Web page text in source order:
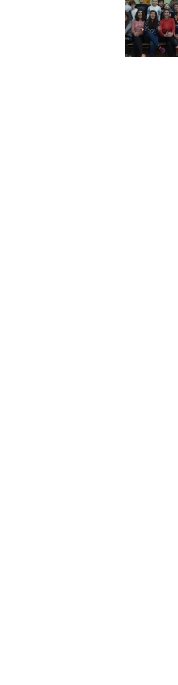
Константин
Преславски"